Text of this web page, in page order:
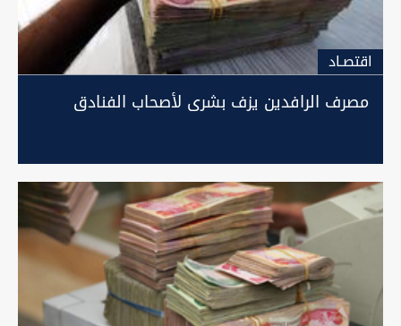
اقتصـاد
مصرف الرافدين يزف بشرى لأصحاب الفنادق